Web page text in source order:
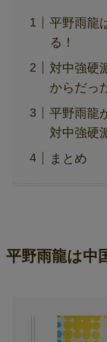
平野雨龍
る！
対中強硬
からだっ
平野雨龍
対中強硬
まとめ
平野雨龍は中